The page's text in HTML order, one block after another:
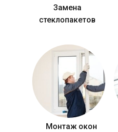
Замена
стеклопакетов
Монтаж окон